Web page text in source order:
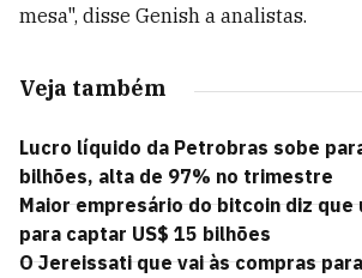
mesa", disse Genish a analistas.
Veja também
Lucro líquido da Petrobras sobe
bilhões, alta de 97% no trimestre
Maior empresário do bitcoin diz que
para captar US$ 15 bilhões
O Jereissati que vai às compras